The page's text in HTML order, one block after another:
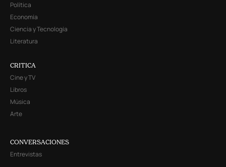
Política
Economía
Ciencia y Tecnología
Literatura
CRITICA
Cine y TV
Libros
Música
Arte
CONVERSACIONES
Entrevistas